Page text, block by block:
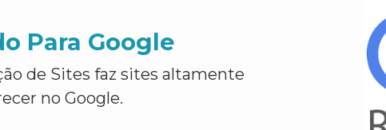
Para Google
de Sites faz sites altamente
no Google.